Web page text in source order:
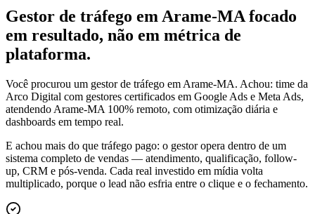
Gestor de tráfego em Arame-MA focado
em resultado, não em métrica de
plataforma.
Você procurou um gestor de tráfego em Arame-MA. Achou: time da
Arco Digital com gestores certificados em Google Ads e Meta Ads,
atendendo Arame-MA 100% remoto, com otimização diária e
dashboards em tempo real.
E achou mais do que tráfego pago: o gestor opera dentro de um
sistema completo de vendas — atendimento, qualificação, follow-
up, CRM e pós-venda. Cada real investido em mídia volta
multiplicado, porque o lead não esfria entre o clique e o fechamento.